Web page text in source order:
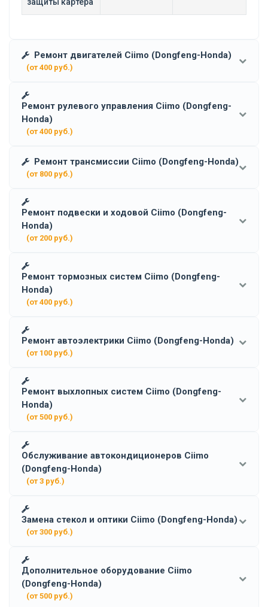
Ремонт двигателей Ciimo (Dongfeng-Honda)
(от 400 руб.)
Ремонт рулевого управления Ciimo (Dongfeng-
Honda)
(от 400 руб.)
Ремонт трансмиссии Ciimo (Dongfeng-Honda)
(от 800 руб.)
Ремонт подвески и ходовой Ciimo (Dongfeng-
Honda)
(от 200 руб.)
Ремонт тормозных систем Ciimo (Dongfeng-
Honda)
(от 400 руб.)
Ремонт автоэлектрики Ciimo (Dongfeng-Honda)
(от 100 руб.)
Ремонт выхлопных систем Ciimo (Dongfeng-
Honda)
(от 500 руб.)
Обслуживание автокондиционеров Ciimo
(Dongfeng-Honda)
(от 3 руб.)
Замена стекол и оптики Ciimo (Dongfeng-Honda)
(от 300 руб.)
Дополнительное оборудование Ciimo
(Dongfeng-Honda)
(от 500 руб.)